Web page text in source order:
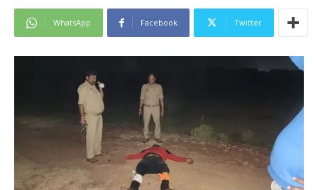
WhatsApp Facebook Twitter